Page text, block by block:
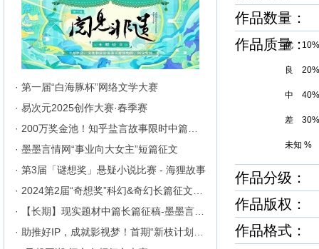
· 第一届“白海豚杯”网络文学大赛
· 易次元2025创作大赛·春季赛
· 墨墨言情网“事业向大女主”短篇征文
· 第3届「谜想奖」悬疑小说比赛 - 海狸故事
作品数量
作品质量优 10%
良 20%
中 40%
差 30%
未知 %
作品分级：
作品版权：
作品格式：